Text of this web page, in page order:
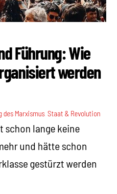
Führung: Wie
werden
des Marxismus ,Staat & Revolution
schon lange keine
und hätte schon
gestürzt werden